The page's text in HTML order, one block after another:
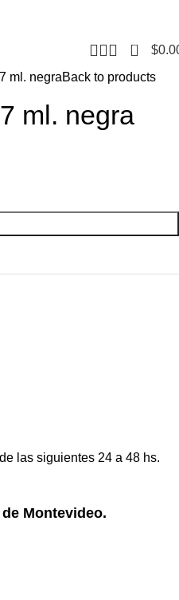
0 $
ml. negraBack to products
ml. negra
las siguientes 24 a 48 hs.
Montevideo.